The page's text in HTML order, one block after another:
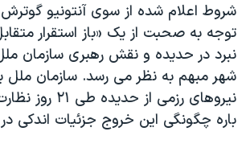
شروط اعلام شده از سوی آنتونیو گوترش
توجه به صحبت از یک «باز استقرار
نبرد در حدیده و نقش رهبری سازمان
شهر مبهم به نظر می رسد. سازمان ملل
نیروهای رزمی از
باره چگونگی این خروج جزئیات اندکی